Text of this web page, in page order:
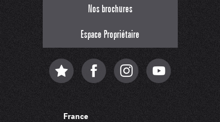
Nos brochures
Espace Propriétaire
France